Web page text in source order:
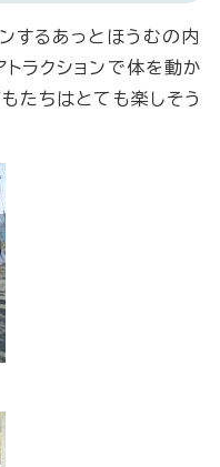
するあっとほうむの内
ラクションで体を動か
たちはとても楽しそう